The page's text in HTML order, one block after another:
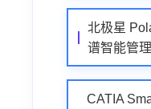
北极星
谱智能管
CATIA